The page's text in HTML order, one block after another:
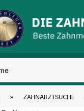
» ZAHNARZTSUCHE